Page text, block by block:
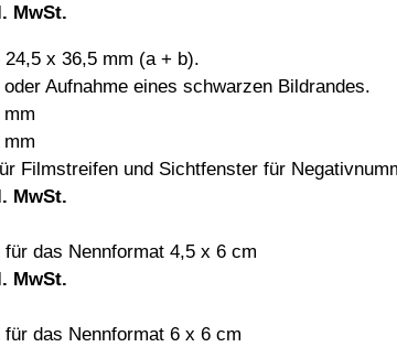
MwSt.
x 36,5 mm (a + b).
Aufnahme eines schwarzen Bildrandes.
Filmstreifen und Sichtfenster für
MwSt.
das Nennformat 4,5 x 6 cm
MwSt.
das Nennformat 6 x 6 cm